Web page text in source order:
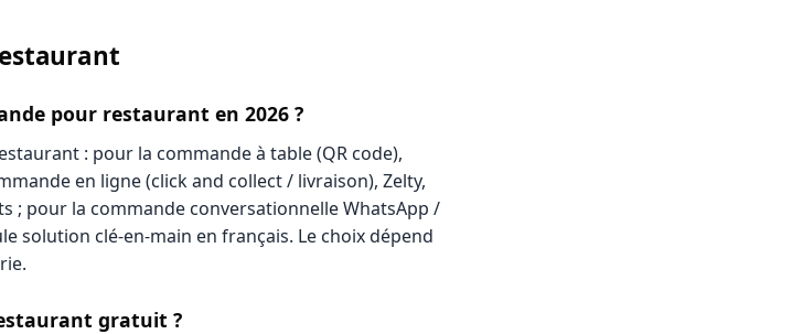
pour restaurant en 2026 ?
: pour la commande à table (QR code),
en ligne (click and collect / livraison), Zelty,
; pour la commande conversationnelle WhatsApp /
solution clé-en-main en français. Le choix dépend
gratuit ?